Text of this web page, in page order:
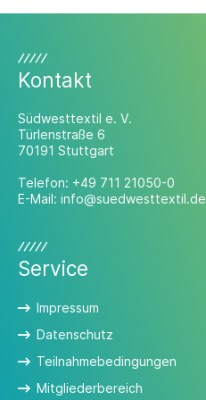
Kontakt
Südwesttextil e. V.
Türlenstraße 6
70191 Stuttgart
Telefon: +49 711 21050-0
E-Mail: info@suedwesttextil.de
Service
Impressum
Datenschutz
Teilnahmebedingungen
Mitgliederbereich